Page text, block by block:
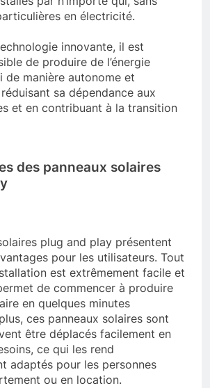
en électricité.
innovante, il est
de produire de l’énergie
de manière autonome et
sa dépendance aux
et en contribuant à la transition
des panneaux solaires
plug and play présentent
pour les utilisateurs. Tout
est extrêmement facile et
de commencer à produire
en quelques minutes
ces panneaux solaires sont
être déplacés facilement en
ce qui les rend
adaptés pour les personnes
ou en location.